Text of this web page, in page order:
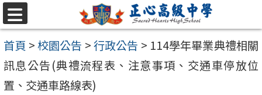
跳至主要內容區
選
單
首頁 >校園公告 >行政公告 > 114學年畢業典禮相關
訊息公告(典禮流程表、注意事項、交通車停放位
置、交通車路線表)